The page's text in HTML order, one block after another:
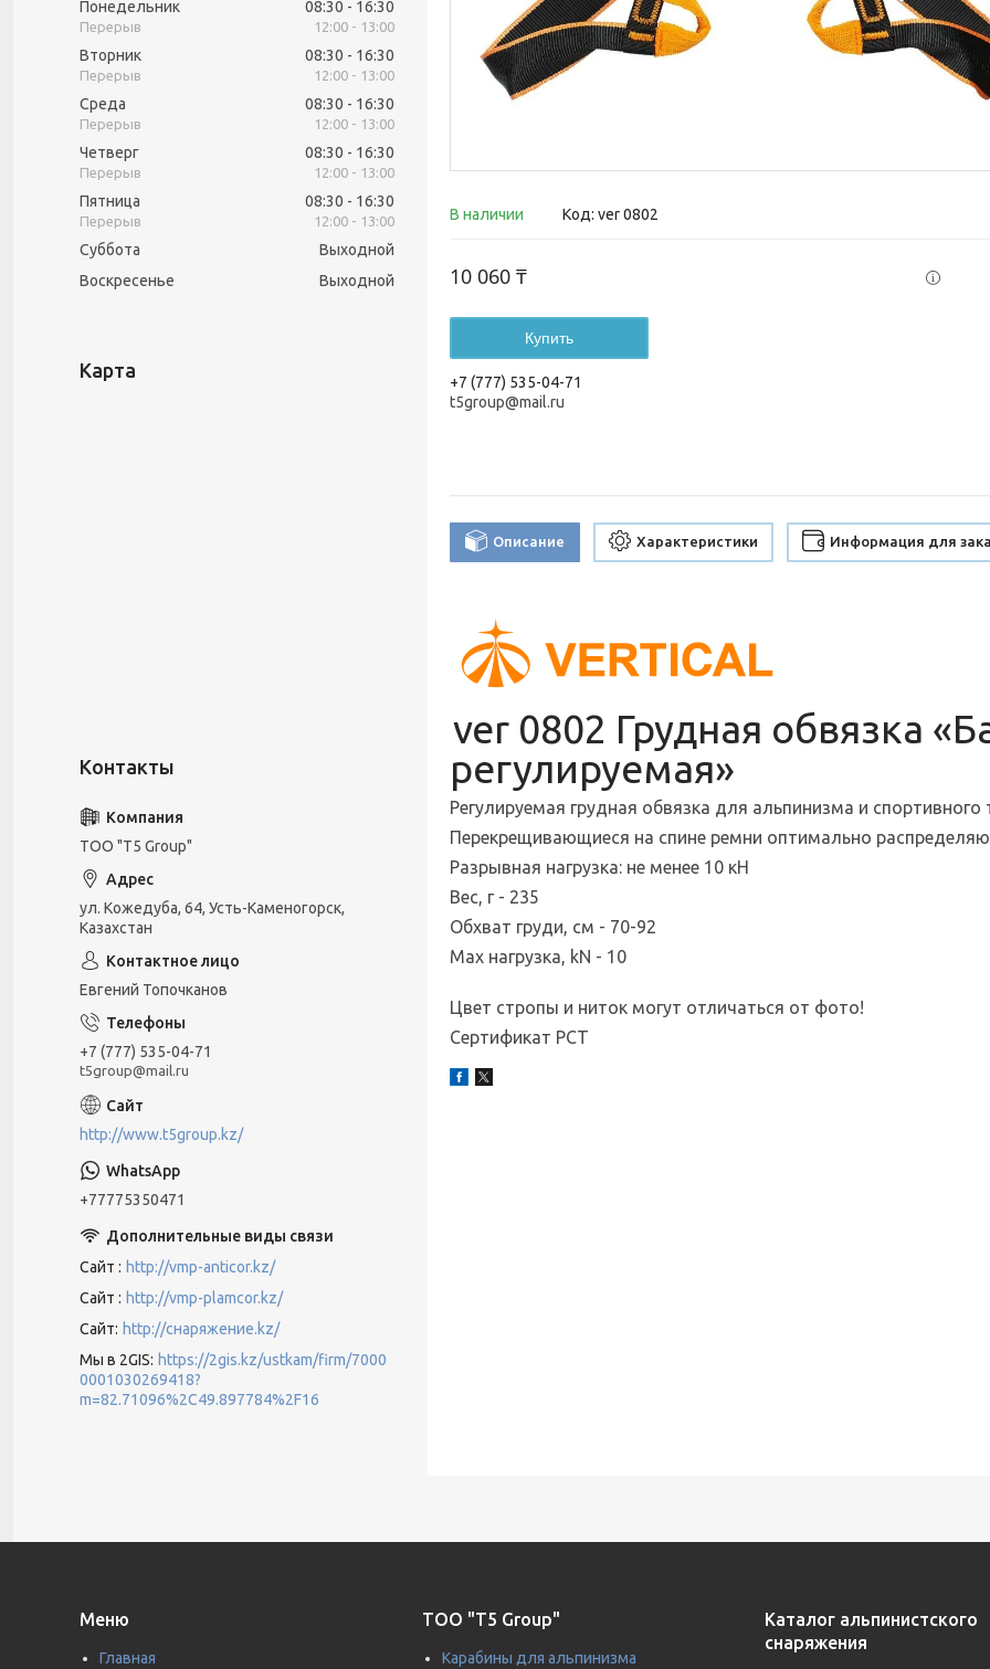
В наличии Код: ver 0802
10 060 ₸
Купить
+7 (777) 535-04-71
t5group@mail.ru
Описание Характеристики Информация для
ver 0802 Грудная обвязка
регулируемая»
Регулируемая грудная обвязка для альпинизма и спортивного
Перекрещивающиеся на спине ремни оптимально
Разрывная нагрузка: не менее 10 кН
Вес, г - 235
Обхват груди, см - 70-92
Мах нагрузка, kN - 10
Цвет стропы и ниток могут отличаться от фото!
Сертификат РСТ
Понедельник 08:30 16:30
12:00 13:00
Вторник 08:30 16:30
12:00 13:00
Среда 08:30 16:30
12:00 13:00
Четверг 08:30 16:30
12:00 13:00
Пятница 08:30 16:30
12:00 13:00
Суббота
Выходной
Воскресенье
Выходной
Карта
ТОО "T5 Group"
ул. Кожедуба, 64, Усть-Каменогорск,
Казахстан
Евгений Топочканов
+7 (777) 535-04-71
t5group@mail.ru
http://www.t5group.kz/
+77775350471
Сайт
http://vmp-anticor.kz/
Сайт
http://vmp-plamcor.kz/
Сайт
http://снаряжение.kz/
Мы в 2GIS
https://2gis.kz/ustkam/firm/7000
0001030269418?
m=82.71096%2C49.897784%2F16
Меню
Главная
ТОО "T5 Group"
Карабины для альпинизма
Каталог альпинистского
снаряжения